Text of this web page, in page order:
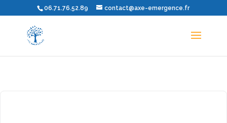
06.71.76.52.89 contact@axe-emergence.fr